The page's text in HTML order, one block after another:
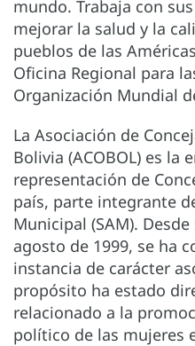
mundo. Trabaja con
mejorar la salud y la
pueblos de las
Oficina Regional para
Organización Mundial
La Asociación de
Bolivia (ACOBOL) es la
representación de
país, parte integrante
Municipal (SAM).
agosto de 1999, se ha
instancia de carácter
propósito ha estado
relacionado a la
político de las mujeres